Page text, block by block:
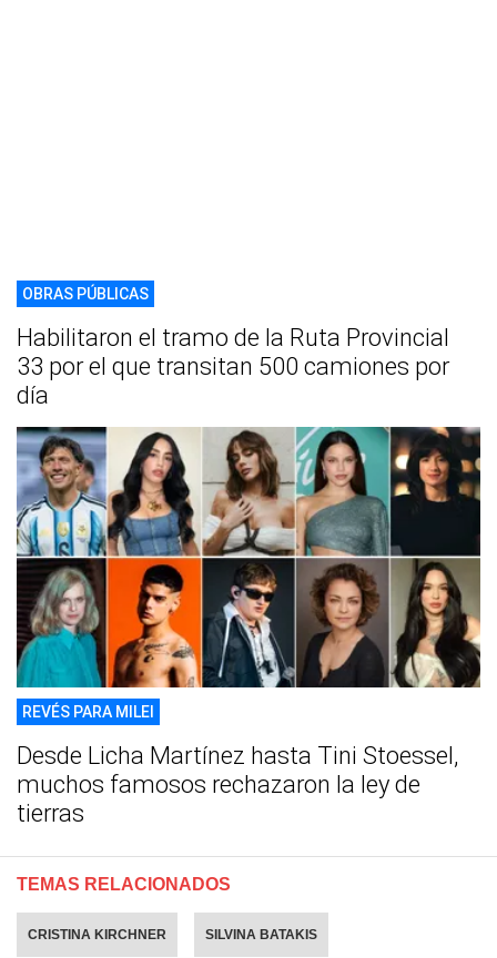
OBRAS PÚBLICAS
Habilitaron el tramo de la Ruta Provincial
33 por el que transitan 500 camiones por
día
REVÉS PARA MILEI
Desde Licha Martínez hasta Tini Stoessel,
muchos famosos rechazaron la ley de
tierras
TEMAS RELACIONADOS
CRISTINA KIRCHNER SILVINA BATAKIS